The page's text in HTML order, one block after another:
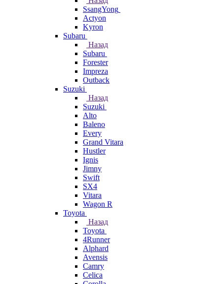
SsangYong
Actyon
Kyron
Subaru
Назад
Subaru
Forester
Impreza
Outback
Suzuki
Назад
Suzuki
Alto
Baleno
Every
Grand Vitara
Hustler
Ignis
Jimny
Swift
SX4
Vitara
Wagon R
Toyota
Назад
Toyota
4Runner
Alphard
Avensis
Camry
Celica